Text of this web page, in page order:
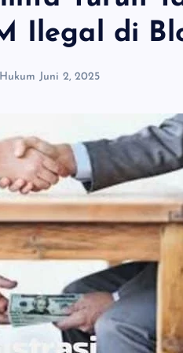
Ilegal di
Hukum Juni 2, 2025